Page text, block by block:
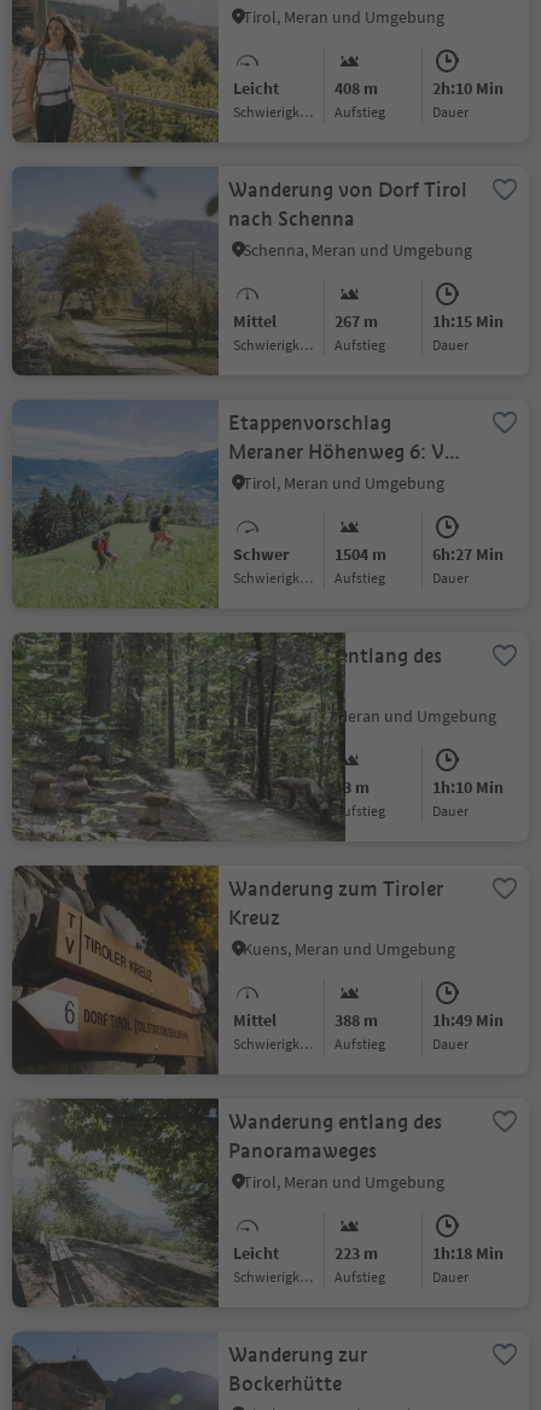
Tirol, Meran und Umgebung
Leicht
Schwierigkeitsgrad
408 m
Aufstieg
2h:10 Min
Dauer
Wanderung von Dorf Tirol
nach Schenna
Schenna, Meran und Umgebung
Mittel
Schwierigkeitsgrad
267 m
Aufstieg
1h:15 Min
Dauer
Etappenvorschlag
Meraner Höhenweg 6: Von
Matatz nach Hochmuth
Tirol, Meran und Umgebung
Schwer
Schwierigkeitsgrad
1504 m
Aufstieg
6h:27 Min
Dauer
Wanderung entlang des
Waldweges
Kuens, Tirol, Meran und Umgebung
Leicht
Schwierigkeitsgrad
73 m
Aufstieg
1h:10 Min
Dauer
Wanderung zum Tiroler
Kreuz
Kuens, Meran und Umgebung
Mittel
Schwierigkeitsgrad
388 m
Aufstieg
1h:49 Min
Dauer
Wanderung entlang des
Panoramaweges
Tirol, Meran und Umgebung
Leicht
Schwierigkeitsgrad
223 m
Aufstieg
1h:18 Min
Dauer
Wanderung zur
Bockerhütte